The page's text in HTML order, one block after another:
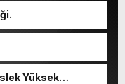
Yüksek